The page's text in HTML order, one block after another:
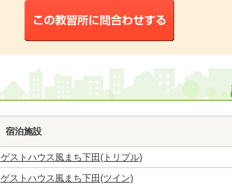
宿泊施設
ゲストハウス風まち下田(トリプル)
ゲストハウス風まち下田(ツイン)